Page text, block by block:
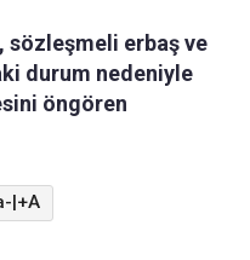
sözleşmeli erbaş ve
durum nedeniyle
öngören
|+A